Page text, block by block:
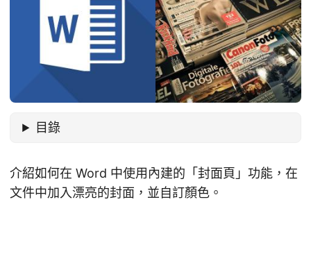
目錄
介紹如何在 Word 中使用內建的「封面頁」功能，在
文件中加入漂亮的封面，並自訂顏色。